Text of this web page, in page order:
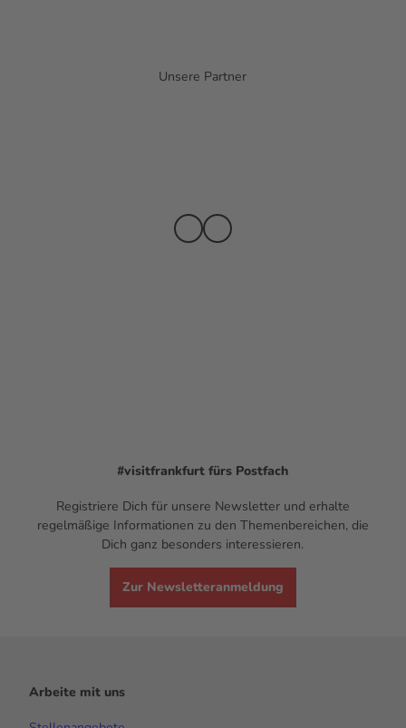
Unsere Partner
#visitfrankfurt fürs Postfach
Registriere Dich für unsere Newsletter und erhalte
regelmäßige Informationen zu den Themenbereichen, die
Dich ganz besonders interessieren.
Zur Newsletteranmeldung
Arbeite mit uns